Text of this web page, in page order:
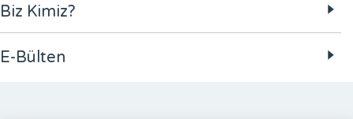
Biz Kimiz?
E-Bülten